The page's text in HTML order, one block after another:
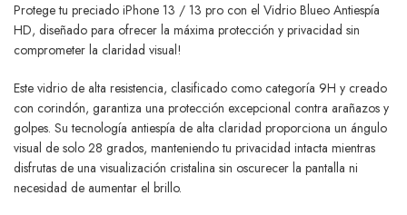
Protege tu preciado iPhone 13 / 13 pro con el Vidrio Blueo Antiespía
HD, diseñado para ofrecer la máxima protección y privacidad sin
comprometer la claridad visual!
Este vidrio de alta resistencia, clasificado como categoría 9H y creado
con corindón, garantiza una protección excepcional contra arañazos y
golpes. Su tecnología antiespía de alta claridad proporciona un ángulo
visual de solo 28 grados, manteniendo tu privacidad intacta mientras
disfrutas de una visualización cristalina sin oscurecer la pantalla ni
necesidad de aumentar el brillo.